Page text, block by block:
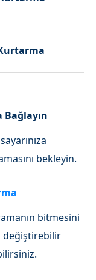
Bağlayın
bekleyin.
bitmesini
değiştirebilir